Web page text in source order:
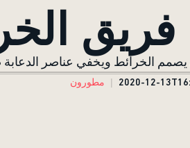
فريق
مطورون 2020-12-